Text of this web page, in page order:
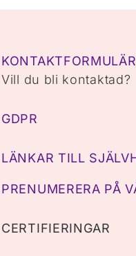
KONTAKTFORMULÄR
Vill du bli kontaktad?
GDPR
LÄNKAR TILL
PRENUMERERA PÅ
CERTIFIERINGAR